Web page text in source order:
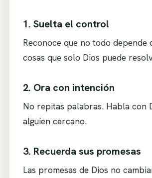
1. Suelta el control
Reconoce que no todo depende
cosas que solo Dios puede
2. Ora con intención
No repitas palabras. Habla con
alguien cercano.
3. Recuerda sus promesas
Las promesas de Dios no